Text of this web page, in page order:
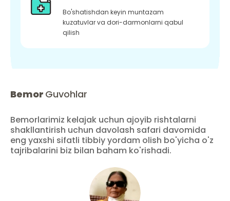
Bo'shatishdan keyin muntazam
kuzatuvlar va dori-darmonlarni qabul
qilish
Bemor Guvohlar
Bemorlarimiz kelajak uchun ajoyib rishtalarni
shakllantirish uchun davolash safari davomida
eng yaxshi sifatli tibbiy yordam olish bo'yicha o'z
tajribalarini biz bilan baham ko'rishadi.